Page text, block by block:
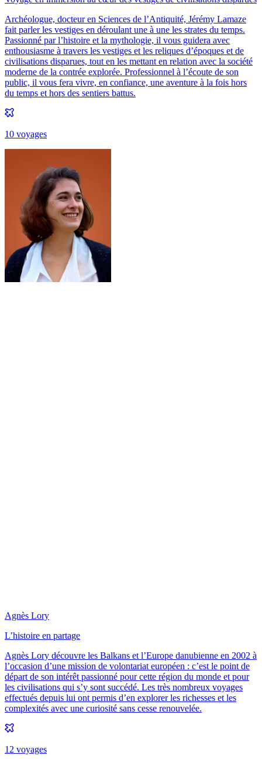
Archéologue, docteur en Sciences de l’Antiquité, Jérémy Lamaze
fait parler les vestiges en déroulant une à une les strates du temps.
Passionné par l’histoire et la mythologie, il vous guidera avec
enthousiasme à travers les vestiges et les reliques d’époques et de
civilisations disparues, tout en les mettant en relation avec la société
moderne de la contrée explorée. Professionnel à l’écoute de son
public, il vous fera vivre, en confiance, une aventure à la fois hors
du temps et hors des sentiers battus.
10 voyages
Agnès Lory
L’histoire en partage
Agnès Lory découvre les Balkans et l’Europe danubienne en 2002 à
l’occasion d’une mission de volontariat européen : c’est le point de
départ de son intérêt passionné pour cette région du monde et pour
les civilisations qui s’y sont succédé. Les très nombreux voyages
effectués depuis lui ont permis d’en explorer les richesses et les
complexités avec une curiosité sans cesse renouvelée.
12 voyages